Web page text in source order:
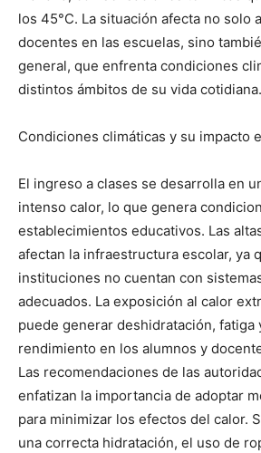
que
ve…
los 45°C. La situación afecta no solo
docentes en las escuelas, sino
general, que enfrenta condiciones
distintos ámbitos de su vida cotidiana.
Condiciones climáticas y su impacto
El ingreso a clases se desarrolla en
intenso calor, lo que genera
establecimientos educativos. Las
afectan la infraestructura escolar, ya
instituciones no cuentan con
adecuados. La exposición al calor
puede generar deshidratación, fatiga
rendimiento en los alumnos y
Las recomendaciones de las
enfatizan la importancia de adoptar
para minimizar los efectos del calor.
una correcta hidratación, el uso de